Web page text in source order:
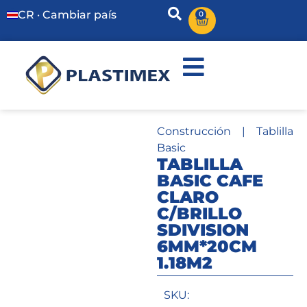
CR · Cambiar país 0
Construcción | Tablilla
Basic
TABLILLA
BASIC CAFE
CLARO
C/BRILLO
SDIVISION
6MM*20CM
1.18M2
SKU: